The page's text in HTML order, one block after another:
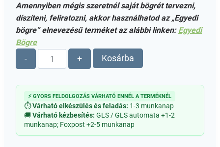
Amennyiben mégis szeretnél saját bögrét tervezni,
díszíteni, feliratozni, akkor használhatod az „Egyedi
bögre” elnevezésű terméket az alábbi linken: Egyedi
Bögre
-
Egyedi
bögre
fényképpel
mennyiség
+ Kosárba
⚡ GYORS FELDOLGOZÁS VÁRHATÓ ENNÉL A TERMÉKNÉL
⏱Várható elkészülés és feladás: 1-3 munkanap
🚚Várható kézbesítés: GLS / GLS automata +1-2
munkanap; Foxpost +2-5 munkanap